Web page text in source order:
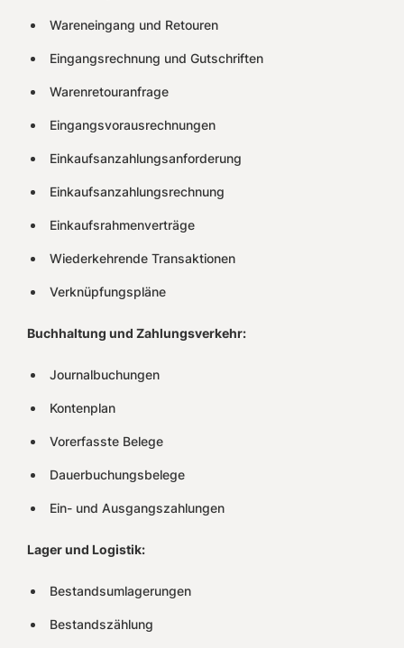
Wareneingang und Retouren
Eingangsrechnung und Gutschriften
Warenretouranfrage
Eingangsvorausrechnungen
Einkaufsanzahlungsanforderung
Einkaufsanzahlungsrechnung
Einkaufsrahmenverträge
Wiederkehrende Transaktionen
Verknüpfungspläne
Buchhaltung und Zahlungsverkehr:
Journalbuchungen
Kontenplan
Vorerfasste Belege
Dauerbuchungsbelege
Ein- und Ausgangszahlungen
Lager und Logistik:
Bestandsumlagerungen
Bestandszählung